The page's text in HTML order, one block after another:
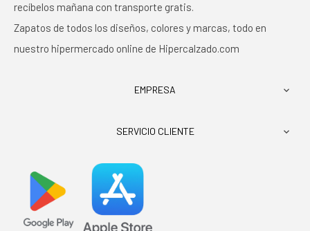
recíbelos mañana con transporte gratis.
Zapatos de todos los diseños, colores y marcas, todo en
nuestro hipermercado online de Hipercalzado.com
EMPRESA 
SERVICIO CLIENTE 